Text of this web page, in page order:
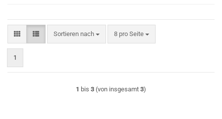
Sortieren nach
Sortieren nach 8 pro Seite
pro Seite
1
1 bis 3 (von insgesamt 3)